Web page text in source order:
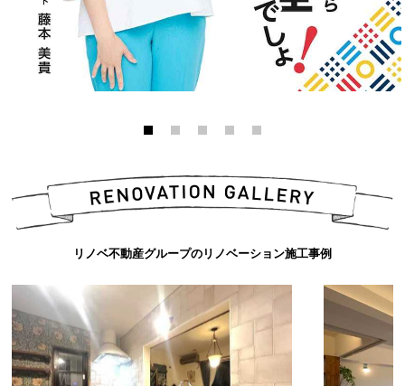
リノベ不動産グループのリノベーション施工事例